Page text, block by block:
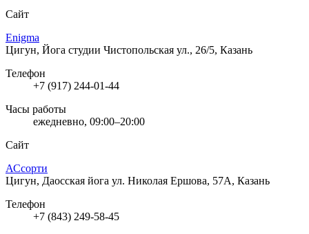
Сайт
Enigma
Цигун, Йога студии Чистопольская ул., 26/5, Казань
Телефон
+7 (917) 244-01-44
Часы работы
ежедневно, 09:00–20:00
Сайт
АСсорти
Цигун, Даосская йога ул. Николая Ершова, 57А, Казань
Телефон
+7 (843) 249-58-45